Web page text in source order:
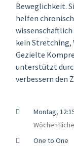
Beweglichkeit.
helfen
kein Stretching,
Gezielte
unterstützt
verbessern den
Montag,
One to One